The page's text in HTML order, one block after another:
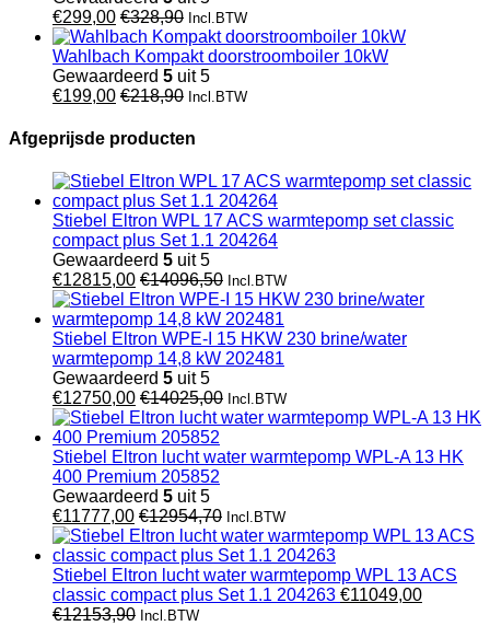
€299,00 €328,90 Incl.BTW
Wahlbach Kompakt doorstroomboiler 10kW
Gewaardeerd 5 uit 5
€199,00 €218,90 Incl.BTW
Afgeprijsde producten
Stiebel Eltron WPL 17 ACS warmtepomp set classic
compact plus Set 1.1 204264
Gewaardeerd 5 uit 5
€12815,00 €14096,50 Incl.BTW
Stiebel Eltron WPE-I 15 HKW 230 brine/water
warmtepomp 14,8 kW 202481
Gewaardeerd 5 uit 5
€12750,00 €14025,00 Incl.BTW
Stiebel Eltron lucht water warmtepomp WPL-A 13 HK
400 Premium 205852
Gewaardeerd 5 uit 5
€11777,00 €12954,70 Incl.BTW
Stiebel Eltron lucht water warmtepomp WPL 13 ACS
classic compact plus Set 1.1 204263 €11049,00
€12153,90 Incl.BTW